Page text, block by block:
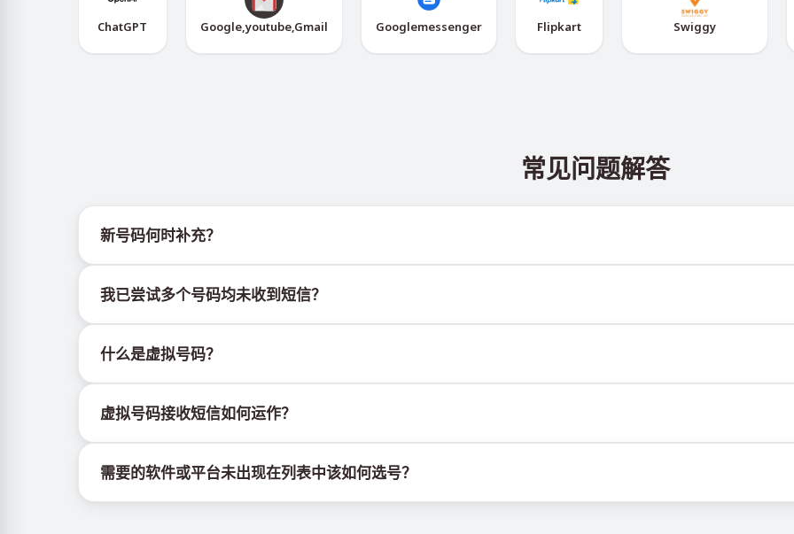
ChatGPT Google,youtube,Gmail Googlemessenger Flipkart Swiggy
常见问题解答
新号码何时补充？
我已尝试多个号码均未收到短信？
持续更换新号码尝试
尝试不同国家的号码
使用VPN更换IP地址
什么是虚拟号码？
虚拟号码接收短信如何运作？
需要的软件或平台未出现在列表中该如何选号？